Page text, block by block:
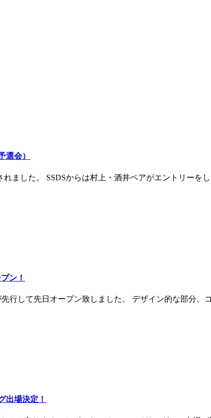
選会）
ました。 SSDSからは村上・酒井ペアがエントリーを
ン！
行して先日オープン致しました。 デザイン的な部分、
出場決定！